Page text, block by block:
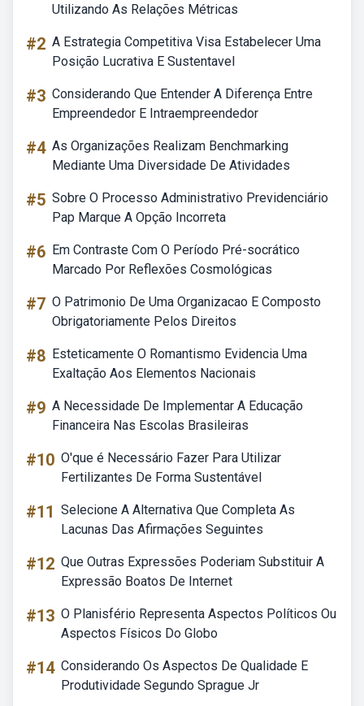
Utilizando As Relações Métricas
#2 A Estrategia Competitiva Visa Estabelecer Uma
Posição Lucrativa E Sustentavel
#3 Considerando Que Entender A Diferença Entre
Empreendedor E Intraempreendedor
#4 As Organizações Realizam Benchmarking
Mediante Uma Diversidade De Atividades
#5 Sobre O Processo Administrativo Previdenciário
Pap Marque A Opção Incorreta
#6 Em Contraste Com O Período Pré-socrático
Marcado Por Reflexões Cosmológicas
#7 O Patrimonio De Uma Organizacao E Composto
Obrigatoriamente Pelos Direitos
#8 Esteticamente O Romantismo Evidencia Uma
Exaltação Aos Elementos Nacionais
#9 A Necessidade De Implementar A Educação
Financeira Nas Escolas Brasileiras
#10 O'que é Necessário Fazer Para Utilizar
Fertilizantes De Forma Sustentável
#11 Selecione A Alternativa Que Completa As
Lacunas Das Afirmações Seguintes
#12 Que Outras Expressões Poderiam Substituir A
Expressão Boatos De Internet
#13 O Planisfério Representa Aspectos Políticos Ou
Aspectos Físicos Do Globo
#14 Considerando Os Aspectos De Qualidade E
Produtividade Segundo Sprague Jr